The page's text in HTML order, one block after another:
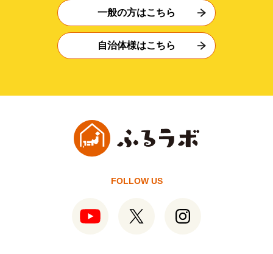
一般の方はこちら
自治体様はこちら
FOLLOW US